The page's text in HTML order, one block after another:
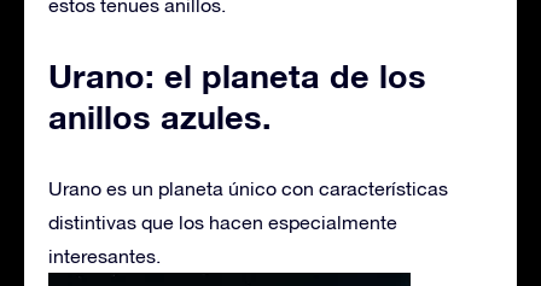
estos tenues anillos.
Urano: el planeta de los
anillos azules.
Urano es un planeta único con características
distintivas que los hacen especialmente
interesantes.